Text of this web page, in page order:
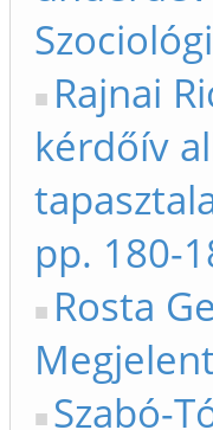
Rajnai
kérdőív
pp. 180-
Rosta
Szabó-